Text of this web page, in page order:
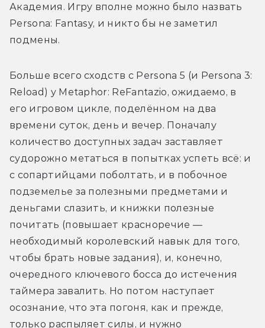
Академия. Игру вполне можно было назвать
Persona: Fantasy, и никто бы не заметил
подмены.
Больше всего сходств с Persona 5 (и Persona 3:
Reload) у Metaphor: ReFantazio, ожидаемо, в
его игровом цикле, поделённом на два
времени суток, день и вечер. Поначалу
количество доступных задач заставляет
судорожно метаться в попытках успеть всё: и
с сопартийцами поболтать, и в побочное
подземелье за полезными предметами и
деньгами слазить, и книжки полезные
почитать (повышает красноречие —
необходимый королевский навык для того,
чтобы брать новые задания), и, конечно,
очередного ключевого босса до истечения
таймера завалить. Но потом наступает
осознание, что эта погоня, как и прежде,
только распыляет силы, и нужно